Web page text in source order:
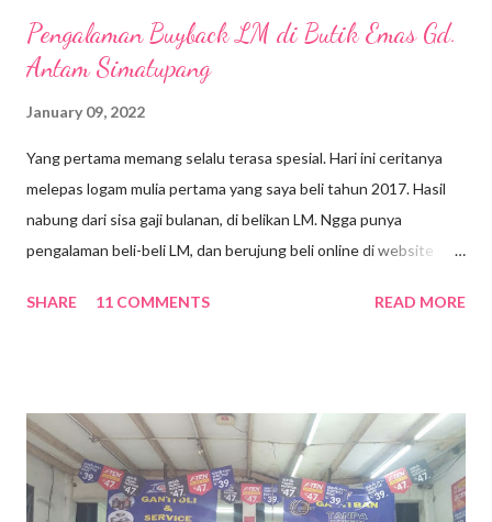
Pengalaman Buyback LM di Butik Emas Gd.
Antam Simatupang
January 09, 2022
Yang pertama memang selalu terasa spesial. Hari ini ceritanya
melepas logam mulia pertama yang saya beli tahun 2017. Hasil
nabung dari sisa gaji bulanan, di belikan LM. Ngga punya
pengalaman beli-beli LM, dan berujung beli online di website
terpisah, seberat 10 gram, seharga Rp 5.698.000,-. Itupun masih
dalam amplop hijau diselimuti lembar kuitansi pembelian.
Sebenarnya belum butuh-butuh amat untuk menjual LM, tapi
mengingat mau buat modal usaha. Setelah dipandang, dipikir dan
SHARE 11 COMMENTS READ MORE